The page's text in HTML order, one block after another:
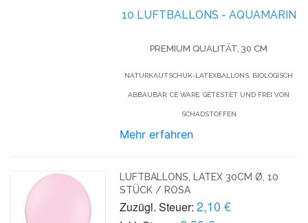
10 LUFTBALLONS - AQUAMARIN
PREMIUM QUALITÄT, 30 CM
NATURKAUTSCHUK-LATEXBALLONS, BIOLOGISCH
ABBAUBAR, CE WARE, GETESTET UND FREI VON
SCHADSTOFFEN
Mehr erfahren
LUFTBALLONS, LATEX 30CM Ø, 10
STÜCK / ROSA
Zuzügl. Steuer: 2,10 €